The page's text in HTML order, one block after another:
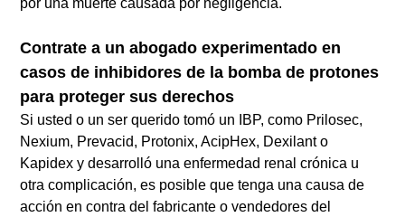
por una muerte causada por negligencia.
Contrate a un abogado experimentado en
casos de inhibidores de la bomba de protones
para proteger sus derechos
Si usted o un ser querido tomó un IBP, como Prilosec,
Nexium, Prevacid, Protonix, AcipHex, Dexilant o
Kapidex y desarrolló una enfermedad renal crónica u
otra complicación, es posible que tenga una causa de
acción en contra del fabricante o vendedores del